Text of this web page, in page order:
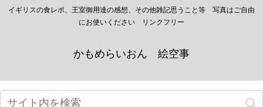
イギリスの食レポ、王室御用達の感想、その他雑記思うこと等 写真はご自由
にお使いください リンクフリー
かもめらいおん 絵空事